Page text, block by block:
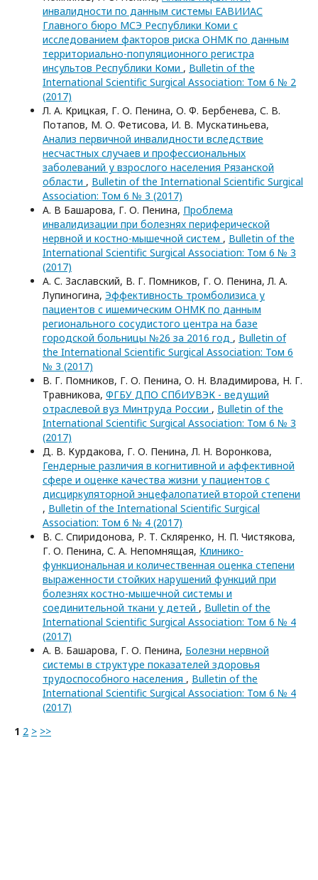
инвалидности по данным системы ЕАВИИАС
Главного бюро МСЭ Республики Коми с
исследованием факторов риска ОНМК по данным
территориально-популяционного регистра
инсультов Республики Коми , Bulletin of the
International Scientific Surgical Association: Том 6 № 2
(2017)
Л. А. Крицкая, Г. О. Пенина, О. Ф. Бербенева, С. В.
Потапов, М. О. Фетисова, И. В. Мускатиньева,
Анализ первичной инвалидности вследствие
несчастных случаев и профессиональных
заболеваний у взрослого населения Рязанской
области , Bulletin of the International Scientific Surgical
Association: Том 6 № 3 (2017)
А. В Башарова, Г. О. Пенина, Проблема
инвалидизации при болезнях периферической
нервной и костно-мышечной систем , Bulletin of the
International Scientific Surgical Association: Том 6 № 3
(2017)
А. С. Заславский, В. Г. Помников, Г. О. Пенина, Л. А.
Лупиногина, Эффективность тромболизиса у
пациентов с ишемическим ОНМК по данным
регионального сосудистого центра на базе
городской больницы №26 за 2016 год , Bulletin of
the International Scientific Surgical Association: Том 6
№ 3 (2017)
В. Г. Помников, Г. О. Пенина, О. Н. Владимирова, Н. Г.
Травникова, ФГБУ ДПО СПбИУВЭК - ведущий
отраслевой вуз Минтруда России , Bulletin of the
International Scientific Surgical Association: Том 6 № 3
(2017)
Д. В. Курдакова, Г. О. Пенина, Л. Н. Воронкова,
Гендерные различия в когнитивной и аффективной
сфере и оценке качества жизни у пациентов с
дисциркуляторной энцефалопатией второй степени
, Bulletin of the International Scientific Surgical
Association: Том 6 № 4 (2017)
В. С. Спиридонова, Р. Т. Скляренко, Н. П. Чистякова,
Г. О. Пенина, С. А. Непомнящая, Клинико-
функциональная и количественная оценка степени
выраженности стойких нарушений функций при
болезнях костно-мышечной системы и
соединительной ткани у детей , Bulletin of the
International Scientific Surgical Association: Том 6 № 4
(2017)
А. В. Башарова, Г. О. Пенина, Болезни нервной
системы в структуре показателей здоровья
трудоспособного населения , Bulletin of the
International Scientific Surgical Association: Том 6 № 4
(2017)
1 2 > >>